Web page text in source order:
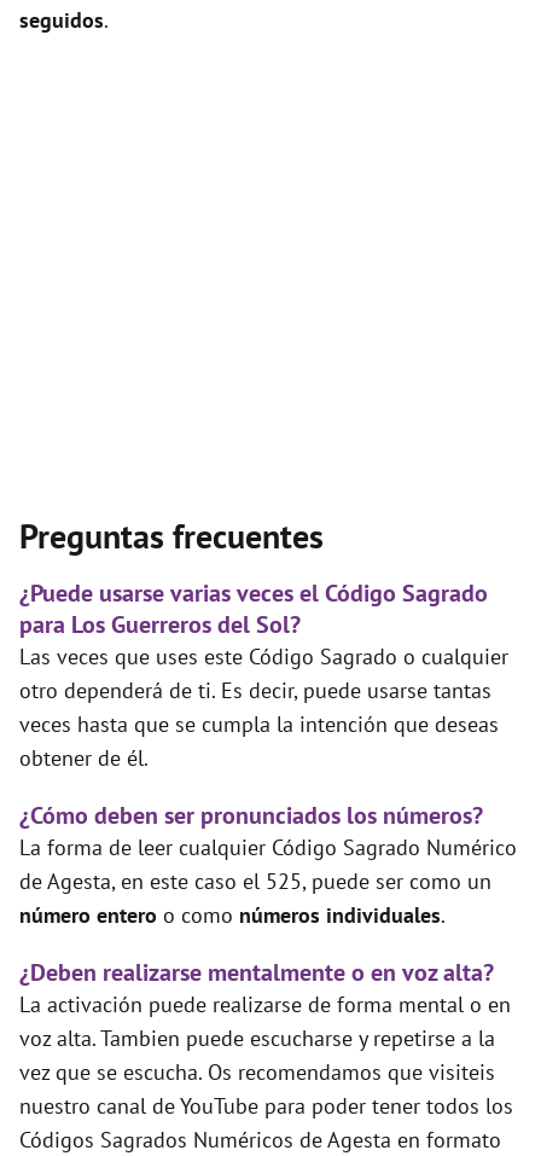
seguidos.
Preguntas frecuentes
¿Puede usarse varias veces el Código Sagrado
para Los Guerreros del Sol?
Las veces que uses este Código Sagrado o cualquier
otro dependerá de ti. Es decir, puede usarse tantas
veces hasta que se cumpla la intención que deseas
obtener de él.
¿Cómo deben ser pronunciados los números?
La forma de leer cualquier Código Sagrado Numérico
de Agesta, en este caso el 525, puede ser como un
número entero o como números individuales.
¿Deben realizarse mentalmente o en voz alta?
La activación puede realizarse de forma mental o en
voz alta. Tambien puede escucharse y repetirse a la
vez que se escucha. Os recomendamos que visiteis
nuestro canal de YouTube para poder tener todos los
Códigos Sagrados Numéricos de Agesta en formato